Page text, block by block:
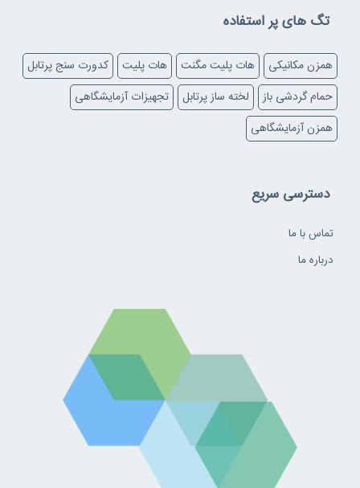
تگ های پر استفاده
همزن مکانیکی هات پلیت مگنت هات پلیت
کدورت سنج پرتابل
حمام گردشی باز
لخته ساز پرتابل
تجهیزات آزمایشگاهی
همزن آزمایشگاهی
دسترسی سریع
تماس با ما
درباره ما